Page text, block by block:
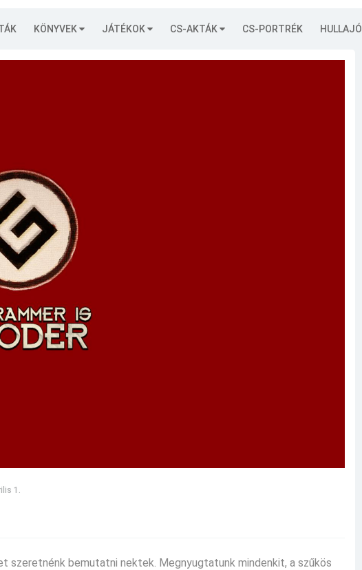
KÖNYVEK JÁTÉKOK CS-AKTÁK CS-PORTRÉK HULLAJÓ
1.
szeretnénk bemutatni nektek. Megnyugtatunk mindenkit, a szűkös